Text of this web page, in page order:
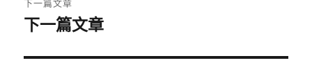
章:
下一篇文章
下
篇
下一篇文章